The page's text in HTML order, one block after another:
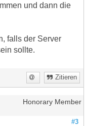
und dann die
falls der Server
sollte.
Zitieren
Honorary Member
#3